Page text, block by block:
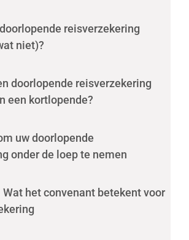
reisverzekering
niet)?
doorlopende reisverzekering
een kortlopende?
uw doorlopende
onder de loep te nemen
het convenant betekent voor